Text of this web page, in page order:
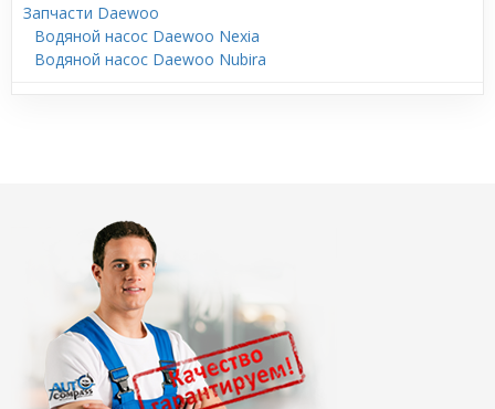
Запчасти Daewoo
Водяной насос Daewoo Nexia
Водяной насос Daewoo Nubira